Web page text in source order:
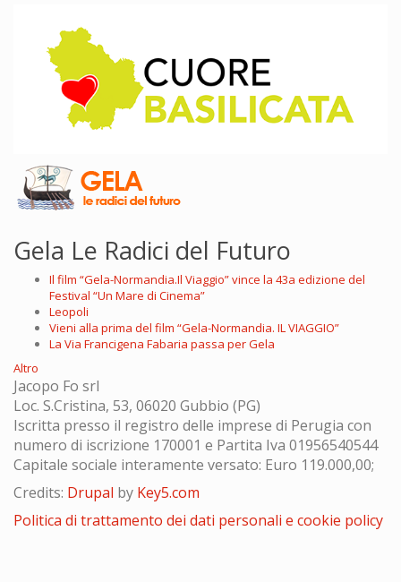
Gela Le Radici del Futuro
Il film “Gela-Normandia.Il Viaggio” vince la 43a edizione del
Festival “Un Mare di Cinema”
Leopoli
Vieni alla prima del film “Gela-Normandia. IL VIAGGIO”
La Via Francigena Fabaria passa per Gela
Altro
Jacopo Fo srl
Loc. S.Cristina, 53, 06020 Gubbio (PG)
Iscritta presso il registro delle imprese di Perugia con
numero di iscrizione 170001 e Partita Iva 01956540544
Capitale sociale interamente versato: Euro 119.000,00;
Credits: Drupal by Key5.com
Politica di trattamento dei dati personali e cookie policy